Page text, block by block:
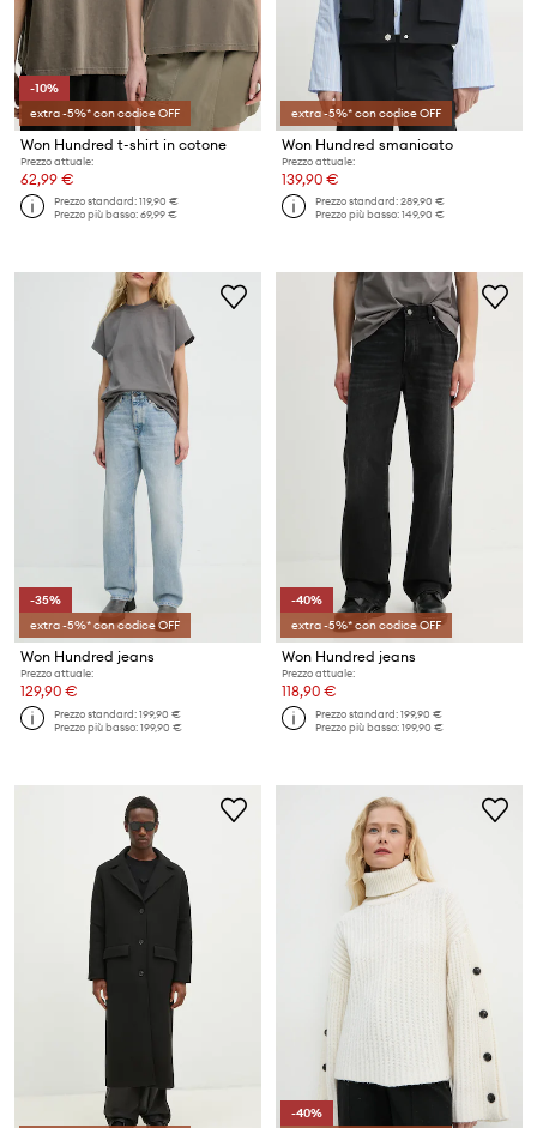
-10%
extra -5%* con codice OFF
Won Hundred t-shirt in cotone
Prezzo attuale:
62,99 €
Prezzo standard:119,90 €
Prezzo più basso:69,99 €
extra -5%* con codice OFF
Won Hundred smanicato
Prezzo attuale:
139,90 €
Prezzo standard:289,90 €
Prezzo più basso:149,90 €
-35%
extra -5%* con codice OFF
Won Hundred jeans
Prezzo attuale:
129,90 €
Prezzo standard:199,90 €
Prezzo più basso:199,90 €
-40%
extra -5%* con codice OFF
Won Hundred jeans
Prezzo attuale:
118,90 €
Prezzo standard:199,90 €
Prezzo più basso:199,90 €
-40%